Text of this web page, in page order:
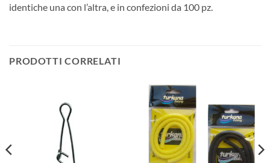
identiche una con l’altra, e in confezioni da 100 pz.
PRODOTTI CORRELATI